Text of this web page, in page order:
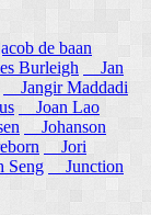
de baan
Burleigh
Jan
Jangir Maddadi
Joan Lao
Johanson
Jori
Seng
Junction